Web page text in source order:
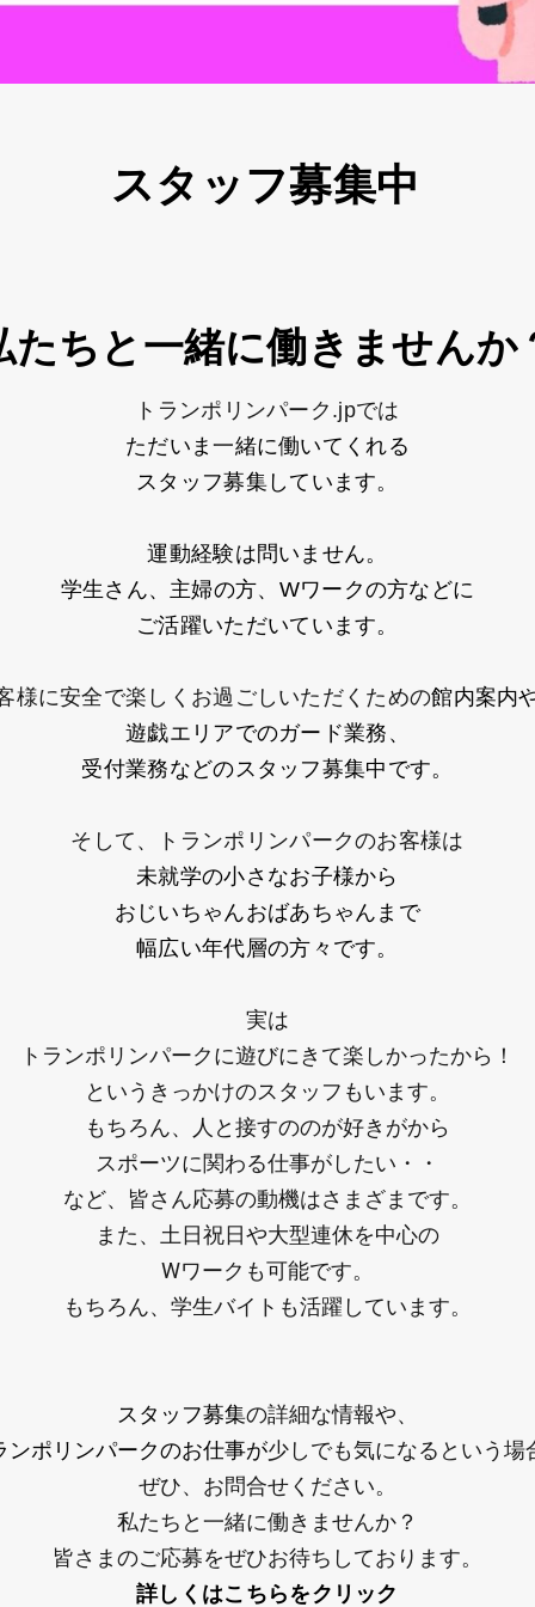
フ募集中
たちと一緒に働きませんか
トランポリンパーク.jpでは
ただいま一緒に働いてくれる
スタッフ募集しています。
運動経験は問いません。
学生さん、主婦の方、Wワークの方などに
ご活躍いただいています。
様に安全で楽しくお過ごしいただくための館内案内
遊戯エリアでのガード業務、
受付業務などのスタッフ募集中です。
そして、トランポリンパークのお客様は
未就学の小さなお子様から
おじいちゃんおばあちゃんまで
幅広い年代層の方々です。
実は
トランポリンパークに遊びにきて楽しかったから！
というきっかけのスタッフもいます。
もちろん、人と接すののが好きがから
スポーツに関わる仕事がしたい・・
など、皆さん応募の動機はさまざまです。
また、土日祝日や大型連休を中心の
Wワークも可能です。
もちろん、学生バイトも活躍しています。
スタッフ募集の詳細な情報や、
ンポリンパークのお仕事が少しでも気になるという場
ぜひ、お問合せください。
私たちと一緒に働きませんか？
皆さまのご応募をぜひお待ちしております。
詳しくはこちらをクリック